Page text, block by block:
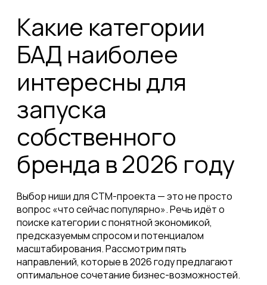
Какие категории
БАД наиболее
интересны для
запуска
собственного
бренда в 2026 году
Выбор ниши для СТМ-проекта — это не просто
вопрос «что сейчас популярно». Речь идёт о
поиске категории с понятной экономикой,
предсказуемым спросом и потенциалом
масштабирования. Рассмотрим пять
направлений, которые в 2026 году предлагают
оптимальное сочетание бизнес-возможностей.